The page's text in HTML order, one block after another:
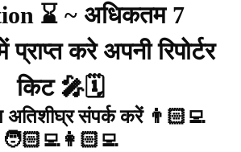
⌛ ~ अधिकतम 7
प्राप्त करे अपनी रिपोर्टर
किट 🎤🗓️
अतिशीघ्र संपर्क करें 👨🏻‍💻
🧑🏻‍💻👩🏻‍💻